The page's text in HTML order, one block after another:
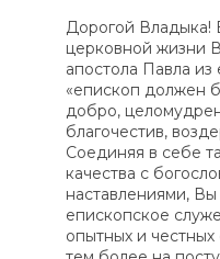
Дорогой Владыка!
церковной жизни
апостола Павла из
«епископ должен
добро,
благочестив,
Соединяя в себе
качества с
наставлениями,
епископское
опытных и